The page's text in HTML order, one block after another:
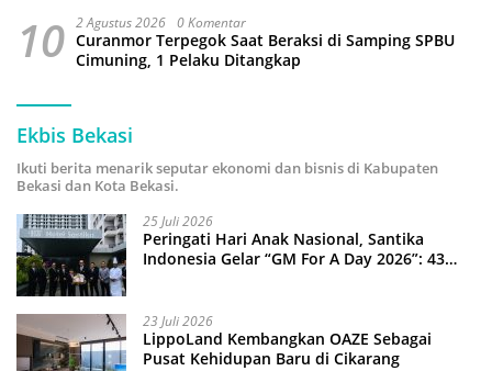
10 2 Agustus 2026 0 Komentar
Curanmor Terpegok Saat Beraksi di Samping SPBU
Cimuning, 1 Pelaku Ditangkap
Ekbis Bekasi
Ikuti berita menarik seputar ekonomi dan bisnis di Kabupaten
Bekasi dan Kota Bekasi.
25 Juli 2026
Peringati Hari Anak Nasional, Santika
Indonesia Gelar “GM For A Day 2026”: 43
23 Juli 2026
LippoLand Kembangkan OAZE Sebagai
Pusat Kehidupan Baru di Cikarang